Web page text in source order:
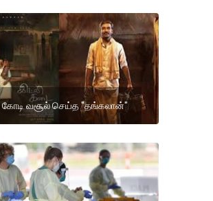
கோடி வசூல் செய்த "தங்கலான்"